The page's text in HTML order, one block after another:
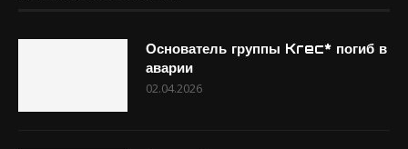
Основатель группы Krec* погиб в
аварии
02.04.2026